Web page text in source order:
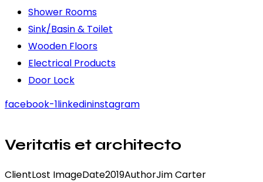
Shower Rooms
Sink/Basin & Toilet
Wooden Floors
Electrical Products
Door Lock
facebook-1linkedininstagram
Veritatis et architecto
ClientLost ImageDate2019AuthorJim Carter